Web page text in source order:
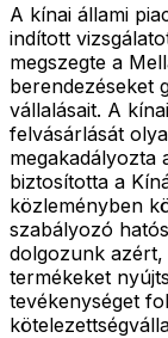
A kínai állami
indított
megszegte a
berendezéseket
vállalásait. A
felvásárlását
megakadályozta
biztosította a
közleményben
szabályozó
dolgozunk azért,
termékeket
tevékenységet